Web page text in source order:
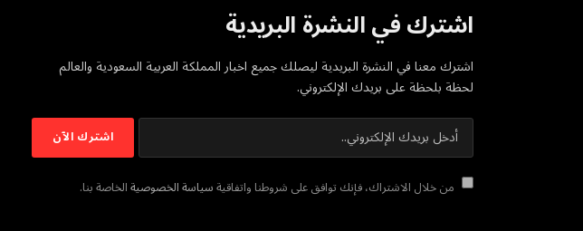
اشترك في النشرة البريدية
اشترك معنا في النشرة البريدية ليصلك جميع اخبار المملكة العربية السعودية والعالم
لحظة بلحظة على بريدك الإلكتروني.
من خلال الاشتراك، فإنك توافق على شروطنا واتفاقيةسياسة الخصوصيةالخاصة بنا.